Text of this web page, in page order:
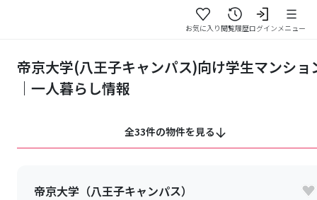
お気に入り閲覧履歴ログインメニュー
帝京大学(八王子キャンパス)向け学生マンショ
｜一人暮らし情報
全33件の物件を見る
帝京大学（八王子キャンパス）